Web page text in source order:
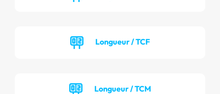
Longueur / TCF
Longueur / TCM